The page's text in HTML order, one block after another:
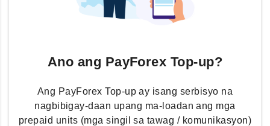
Ano ang PayForex Top-up?
Ang PayForex Top-up ay isang serbisyo na
nagbibigay-daan upang ma-loadan ang mga
prepaid units (mga singil sa tawag / komunikasyon)